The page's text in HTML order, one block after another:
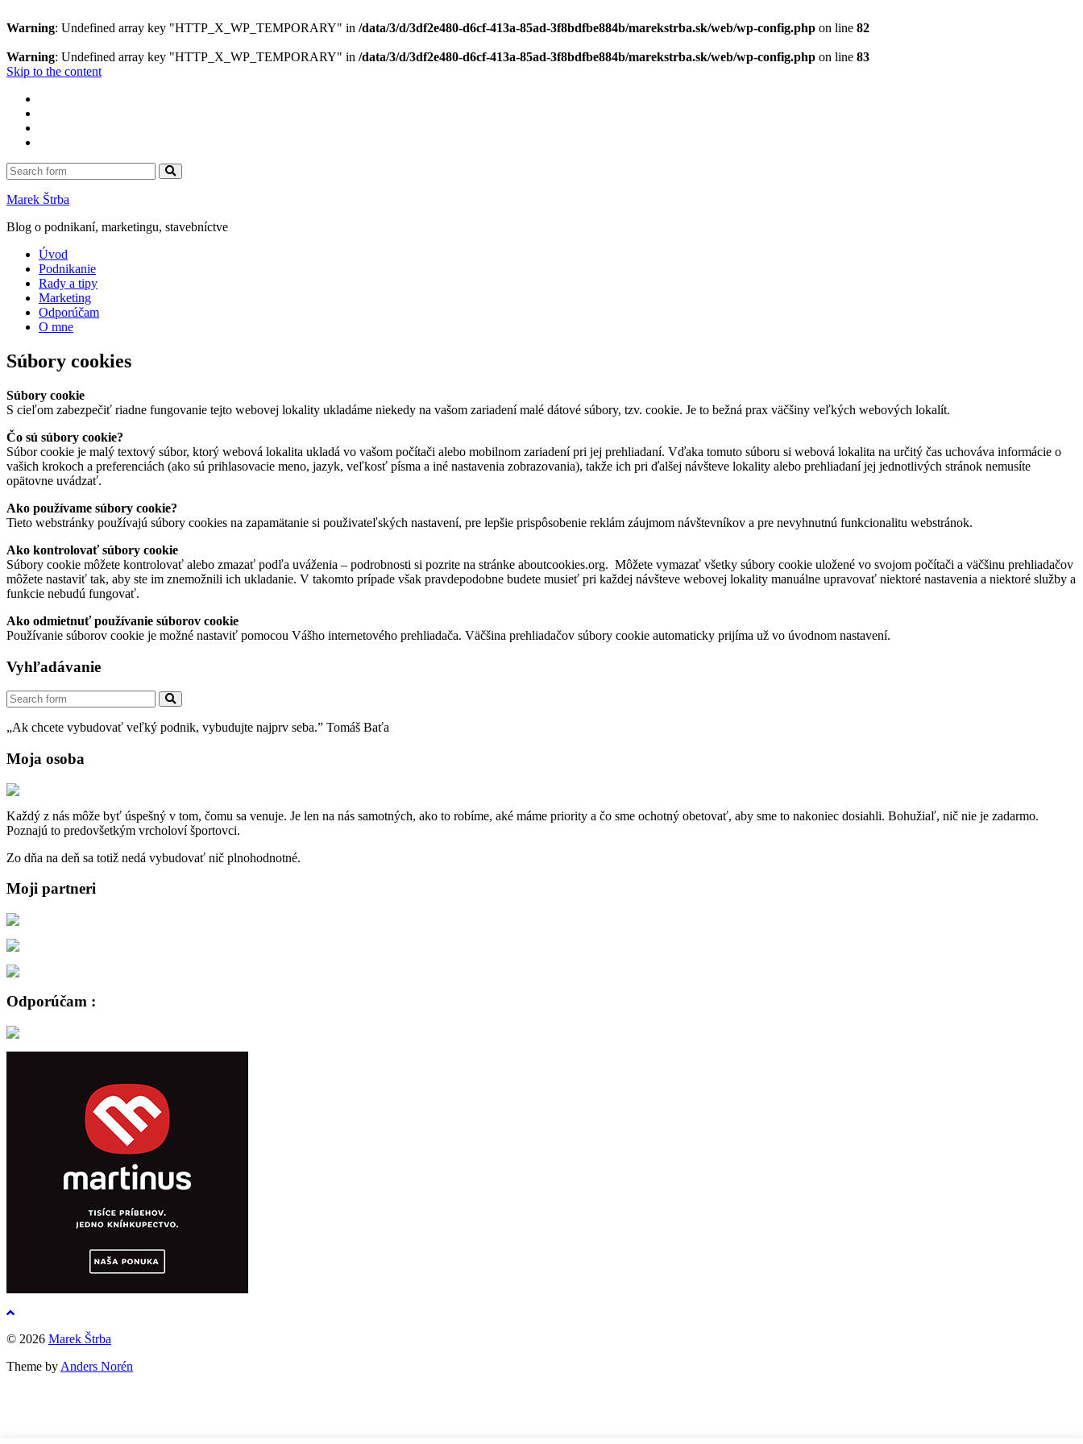
Warning: Undefined array key "HTTP_X_WP_TEMPORARY" in /data/3/d/3df2e480-d6cf-413a-85ad-3f8bdfbe884b/marekstrba.sk/web/wp-config.php on line 82
Warning: Undefined array key "HTTP_X_WP_TEMPORARY" in /data/3/d/3df2e480-d6cf-413a-85ad-3f8bdfbe884b/marekstrba.sk/web/wp-config.php on line 83
Skip to the content
Search
Marek Štrba
Blog o podnikaní, marketingu, stavebníctve
Úvod
Podnikanie
Rady a tipy
Marketing
Odporúčam
O mne
Súbory cookies
Súbory cookie
S cieľom zabezpečiť riadne fungovanie tejto webovej lokality ukladáme niekedy na vašom zariadení malé dátové súbory, tzv. cookie. Je to bežná prax väčšiny veľkých webových lokalít.
Čo sú súbory cookie?
Súbor cookie je malý textový súbor, ktorý webová lokalita ukladá vo vašom počítači alebo mobilnom zariadení pri jej prehliadaní. Vďaka tomuto súboru si webová lokalita na určitý čas uchováva informácie o
vašich krokoch a preferenciách (ako sú prihlasovacie meno, jazyk, veľkosť písma a iné nastavenia zobrazovania), takže ich pri ďalšej návšteve lokality alebo prehliadaní jej jednotlivých stránok nemusíte
opätovne uvádzať.
Ako používame súbory cookie?
Tieto webstránky používajú súbory cookies na zapamätanie si použivateľských nastavení, pre lepšie prispôsobenie reklám záujmom návštevníkov a pre nevyhnutnú funkcionalitu webstránok.
Ako kontrolovať súbory cookie
Súbory cookie môžete kontrolovať alebo zmazať podľa uváženia – podrobnosti si pozrite na stránke aboutcookies.org. Môžete vymazať všetky súbory cookie uložené vo svojom počítači a väčšinu prehliadačov
môžete nastaviť tak, aby ste im znemožnili ich ukladanie. V takomto prípade však pravdepodobne budete musieť pri každej návšteve webovej lokality manuálne upravovať niektoré nastavenia a niektoré služby a
funkcie nebudú fungovať.
Ako odmietnuť používanie súborov cookie
Používanie súborov cookie je možné nastaviť pomocou Vášho internetového prehliadača. Väčšina prehliadačov súbory cookie automaticky prijíma už vo úvodnom nastavení.
Vyhľadávanie
Search
„Ak chcete vybudovať veľký podnik, vybudujte najprv seba.” Tomáš Baťa
Moja osoba
Každý z nás môže byť úspešný v tom, čomu sa venuje. Je len na nás samotných, ako to robíme, aké máme priority a čo sme ochotný obetovať, aby sme to nakoniec dosiahli. Bohužiaľ, nič nie je zadarmo.
Poznajú to predovšetkým vrcholoví športovci.
Zo dňa na deň sa totiž nedá vybudovať nič plnohodnotné.
Moji partneri
Odporúčam :
To
top
© 2026 Marek Štrba
Theme by Anders Norén